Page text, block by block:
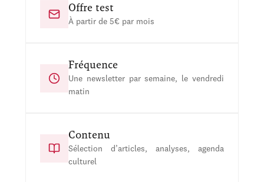
Offre test
À partir de 5€ par mois
Fréquence
Une newsletter par semaine, le vendredi
matin
Contenu
Sélection d’articles, analyses, agenda
culturel